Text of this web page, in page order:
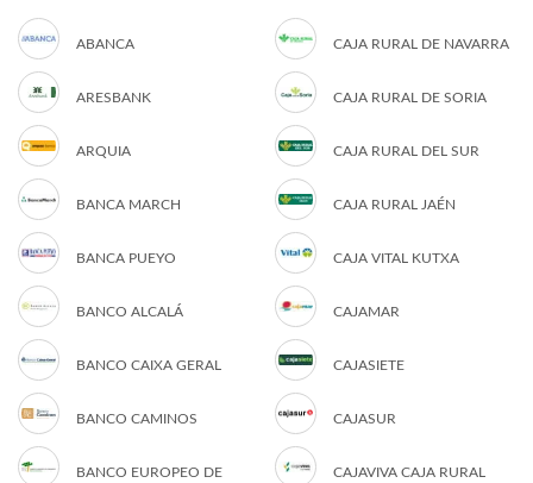
ABANCA
ARESBANK
ARQUIA
BANCA MARCH
BANCA PUEYO
BANCO ALCALÁ
BANCO CAIXA GERAL
BANCO CAMINOS
BANCO EUROPEO DE
CAJA RURAL DE NAVARRA
CAJA RURAL DE SORIA
CAJA RURAL DEL SUR
CAJA RURAL JAÉN
CAJA VITAL KUTXA
CAJAMAR
CAJASIETE
CAJASUR
CAJAVIVA CAJA RURAL